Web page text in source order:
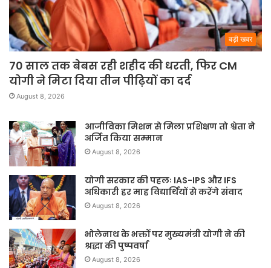
बड़ी खबर
70 साल तक बेबस रही शहीद की धरती, फिर CM
योगी ने मिटा दिया तीन पीढ़ियों का दर्द
August 8, 2026
आजीविका मिशन से मिला प्रशिक्षण तो श्वेता ने
अर्जित किया सम्मान
August 8, 2026
योगी सरकार की पहलः IAS-IPS और IFS
अधिकारी हर माह विद्यार्थियों से करेंगे संवाद
August 8, 2026
भोलेनाथ के भक्तों पर मुख्यमंत्री योगी ने की
श्रद्धा की पुष्पवर्षा
August 8, 2026